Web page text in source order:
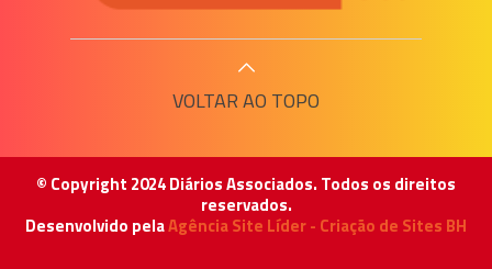
VOLTAR AO TOPO
© Copyright 2024 Diários Associados. Todos os direitos
reservados.
Desenvolvido pelaAgência Site Líder - Criação de Sites BH